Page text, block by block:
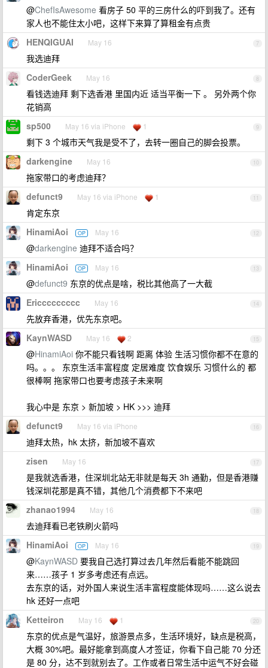
@ChefIsAwesome 看房子 50 平的三房什么的吓到我了。还有
家人也不能住太小吧，这样下来算了算租金有点贵
7
HENQIGUAI May 16
我选迪拜
8
CoderGeek May 16
看钱选迪拜 剩下选香港 里国内近 适当平衡一下 。 另外两个你
花销高
9
sp500 May 16 via iPhone 1
剩下 3 个城市天气我是受不了，去转一圈自己的脚会投票。
10
darkengine May 16
拖家带口的考虑迪拜？
11
defunct9 May 16 via iPhone 1
肯定东京
12
HinamiAoi OP May 16
@darkengine 迪拜不适合吗？
13
HinamiAoi OP May 16
@defunct9 东京的优点是啥，税比其他高了一大截
14
Ericcccccccc May 16
先放弃香港，优先东京吧。
15
KaynWASD May 16 2
@HinamiAoi 你不能只看钱啊 距离 体验 生活习惯你都不在意的
吗。。。 东京生活丰富程度 定居难度 饮食娱乐 习惯什么的 都
很棒啊 拖家带口也要考虑孩子未来啊
我心中是 东京 > 新加坡 > HK >>> 迪拜
16
defunct9 May 16 via iPhone
迪拜太热，hk 太挤，新加坡不喜欢
17
zisen May 16
是我就选香港，住深圳北站无非就是每天 3h 通勤，但是香港赚
钱深圳花那是真不错，其他几个消费都下不来吧
18
zhanao1994 May 16
去迪拜看已老铁刷火箭吗
19
HinamiAoi OP May 16
@KaynWASD 要我自己选打算过去几年然后看能不能跳回
来……孩子 1 岁多考虑还有点远。
去东京的话，对外国人来说生活丰富程度能体现吗……这么说去
hk 还好一点吧
20
Ketteiron May 16 1
东京的优点是气温好，旅游景点多，生活环境好，缺点是税高，
大概 30%吧。最好能拿到高度人才签证，你看下自己能 70 分还
是 80 分，达不到就别去了。工作或者日常生活中运气不好会碰